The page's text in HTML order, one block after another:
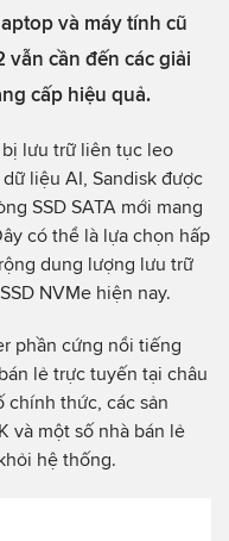
và máy tính cũ
vẫn cần đến các giải
cấp hiệu quả.
lưu trữ liên tục leo
liệu AI, Sandisk được
SSD SATA mới mang
có thể là lựa chọn hấp
dung lượng lưu trữ
NVMe hiện nay.
phần cứng nổi tiếng
lẻ trực tuyến tại châu
chính thức, các sản
và một số nhà bán lẻ
hệ thống.